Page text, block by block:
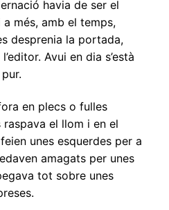
havia de ser el
més, amb el temps,
desprenia la portada,
Avui en dia s’està
en plecs o fulles
raspava el llom i en el
unes esquerdes per a
amagats per unes
tot sobre unes